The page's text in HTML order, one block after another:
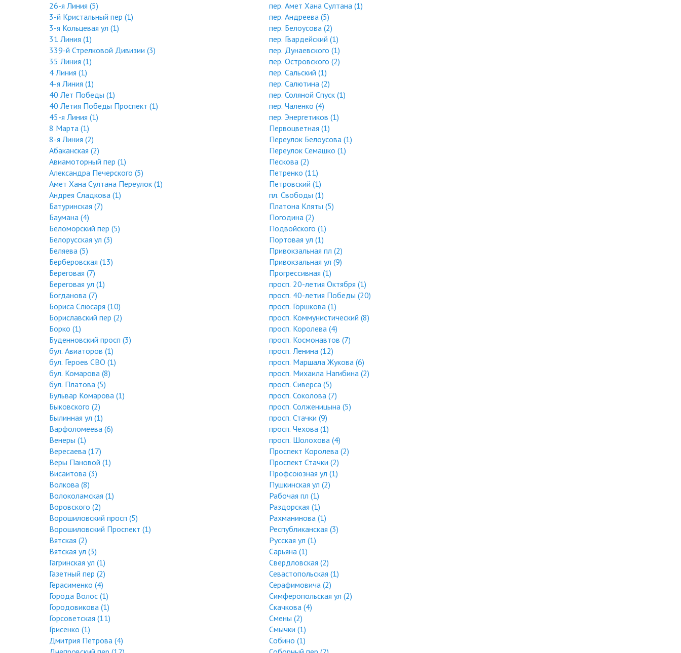
26-я Линия (5)
3-й Кристальный пер (1)
3-я Кольцевая ул (1)
31 Линия (1)
339-й Стрелковой Дивизии (3)
35 Линия (1)
4 Линия (1)
4-я Линия (1)
40 Лет Победы (1)
40 Летия Победы Проспект (1)
45-я Линия (1)
8 Марта (1)
8-я Линия (2)
Абаканская (2)
Авиамоторный пер (1)
Александра Печерского (5)
Амет Хана Султана Переулок (1)
Андрея Сладкова (1)
Батуринская (7)
Баумана (4)
Беломорский пер (5)
Белорусская ул (3)
Беляева (5)
Берберовская (13)
Береговая (7)
Береговая ул (1)
Богданова (7)
Бориса Слюсаря (10)
Бориславский пер (2)
Борко (1)
Буденновский просп (3)
бул. Авиаторов (1)
бул. Героев СВО (1)
бул. Комарова (8)
бул. Платова (5)
Бульвар Комарова (1)
Быковского (2)
Былинная ул (1)
Варфоломеева (6)
Венеры (1)
Вересаева (17)
Веры Пановой (1)
Висаитова (3)
Волкова (8)
Волоколамская (1)
Воровского (2)
Ворошиловский просп (5)
Ворошиловский Проспект (1)
Вятская (2)
Вятская ул (3)
Гагринская ул (1)
Газетный пер (2)
Герасименко (4)
Города Волос (1)
Городовикова (1)
Горсоветская (11)
Грисенко (1)
Дмитрия Петрова (4)
пер. Амет Хана Султана (1)
пер. Андреева (5)
пер. Белоусова (2)
пер. Гвардейский (1)
пер. Дунаевского (1)
пер. Островского (2)
пер. Сальский (1)
пер. Салютина (2)
пер. Соляной Спуск (1)
пер. Чаленко (4)
пер. Энергетиков (1)
Первоцветная (1)
Переулок Белоусова (1)
Переулок Семашко (1)
Пескова (2)
Петренко (11)
Петровский (1)
пл. Свободы (1)
Платона Кляты (5)
Погодина (2)
Подвойского (1)
Портовая ул (1)
Привокзальная пл (2)
Привокзальная ул (9)
Прогрессивная (1)
просп. 20-летия Октября (1)
просп. 40-летия Победы (20)
просп. Горшкова (1)
просп. Коммунистический (8)
просп. Королева (4)
просп. Космонавтов (7)
просп. Ленина (12)
просп. Маршала Жукова (6)
просп. Михаила Нагибина (2)
просп. Сиверса (5)
просп. Соколова (7)
просп. Солженицына (5)
просп. Стачки (9)
просп. Чехова (1)
просп. Шолохова (4)
Проспект Королева (2)
Проспект Стачки (2)
Профсоюзная ул (1)
Пушкинская ул (2)
Рабочая пл (1)
Раздорская (1)
Рахманинова (1)
Республиканская (3)
Русская ул (1)
Сарьяна (1)
Свердловская (2)
Севастопольская (1)
Серафимовича (2)
Симферопольская ул (2)
Скачкова (4)
Смены (2)
Смычки (1)
Собино (1)